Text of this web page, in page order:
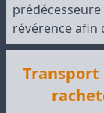
révérence
Transport